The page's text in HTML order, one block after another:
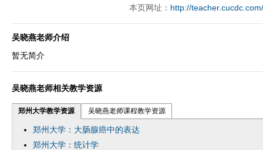
dfbsetx9899197996xxca
本页网址： http://
吴晓燕老师介绍
暂无简介
吴晓燕老师相关教学资源
郑州大学教学资源 吴晓燕老师课程教学资源
郑州大学：大肠腺癌中的表达
郑州大学：统计学